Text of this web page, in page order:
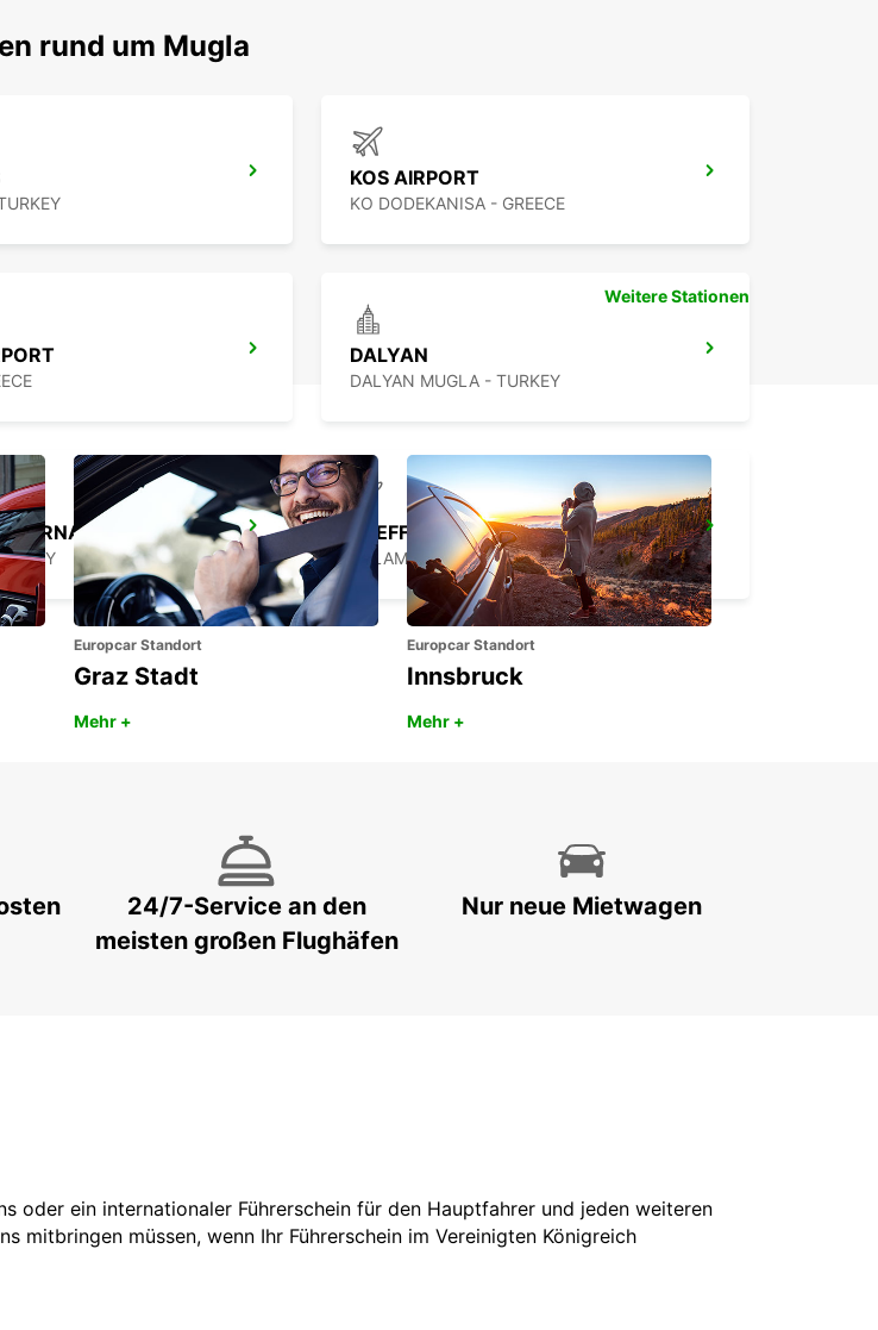
rund um Mugla
KOS AIRPORT
KO DODEKANISA - GREECE
DALYAN
DALYAN MUGLA - TURKEY
DALAMAN INTERNATIONALER FLUGHAFEN *M&G* TREFFEN UND BEGRÜSSUNG AM FLUGHAFEN DALAMAN
DALAMAN - TURKEY
Weitere Stationen
Europcar Standort
Graz Stadt
Mehr +
Europcar Standort
Innsbruck
Mehr +
24/7-Service an den
meisten großen Flughäfen
Nur neue Mietwagen
oder ein internationaler Führerschein für den Hauptfahrer und jeden weiteren
mitbringen müssen, wenn Ihr Führerschein im Vereinigten Königreich